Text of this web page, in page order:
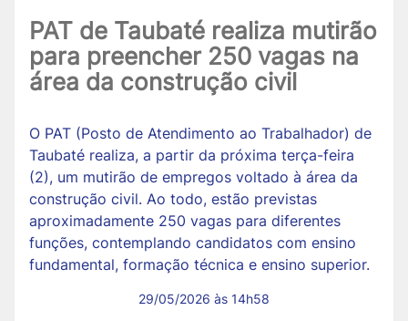
PAT de Taubaté realiza mutirão
para preencher 250 vagas na
área da construção civil
O PAT (Posto de Atendimento ao Trabalhador) de
Taubaté realiza, a partir da próxima terça-feira
(2), um mutirão de empregos voltado à área da
construção civil. Ao todo, estão previstas
aproximadamente 250 vagas para diferentes
funções, contemplando candidatos com ensino
fundamental, formação técnica e ensino superior.
29/05/2026 às 14h58